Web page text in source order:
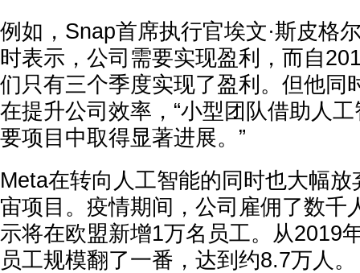
例如，Snap首席执行官埃文·斯皮格
时表示，公司需要实现盈利，而自
们只有三个季度实现了盈利。但他同
在提升公司效率，“小型团队借助人
要项目中取得显著进展。”
Meta在转向人工智能的同时也大幅
宙项目。疫情期间，公司雇佣了数千
示将在欧盟新增1万名员工。从2019
员工规模翻了一番，达到约8.7万人。